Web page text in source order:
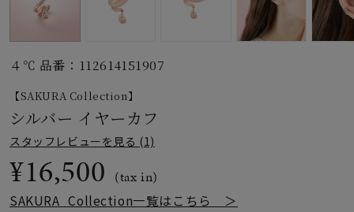
ファッションテイス
ト
着用シーン
４℃ 品番：112614151907
【SAKURA Collection】
シルバー イヤーカフ
スタッフレビューを見る (1)
¥16,500 (tax in)
SAKURA Collection一覧はこちら ＞